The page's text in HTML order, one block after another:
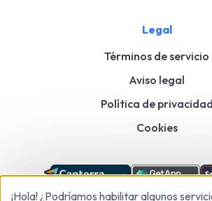
Legal
Términos de servicio
Aviso legal
Política de privacidad
Cookies
¡Hola! ¿Podríamos habilitar algunos